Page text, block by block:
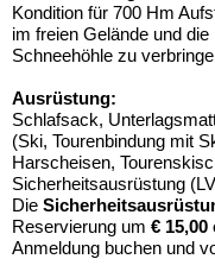
Kondition für 700 Hm
im freien Gelände und
Schneehöhle zu
Ausrüstung:
Schlafsack,
(Ski, Tourenbindung mit
Harscheisen,
Sicherheitsausrüstung
Die
Reservierung um €
Anmeldung buchen und